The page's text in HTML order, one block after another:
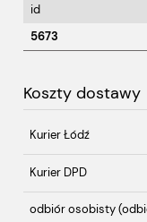
id
5673
Koszty dostawy
Cena nie zawiera
Kurier Łódź
Kurier DPD
odbiór osobisty